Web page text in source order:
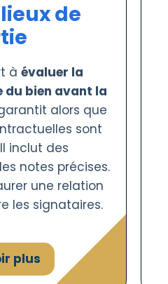
de
àévaluer la
bien avant la
alors que
sont
inclut des
notes précises.
une relation
les signataires.
plus